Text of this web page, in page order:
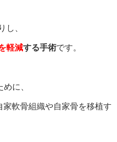
し、
軽減する手術です。
に、
軟骨組織や自家骨を移植す